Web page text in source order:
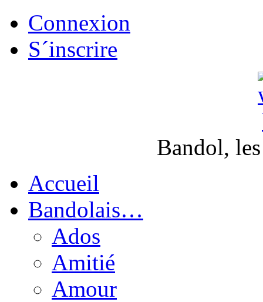
Connexion
S´inscrire
Bandol,
Accueil
Bandolais…
Ados
Amitié
Amour